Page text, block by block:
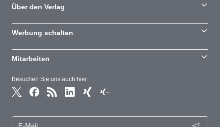
Besuchen Sie uns auch hier
Über den Verlag
Werbung schalten
Mitarbeiten